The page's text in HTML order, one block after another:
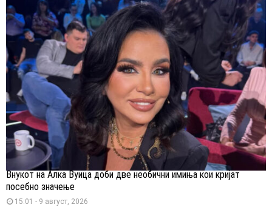
Внукот на Алка Вуица доби две необични имиња кои кријат
посебно значење
15:01 - 9 август, 2026